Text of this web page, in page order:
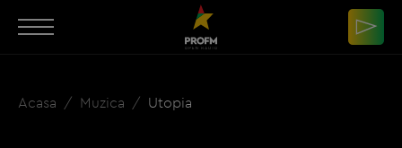
Acasa Muzica Utopia